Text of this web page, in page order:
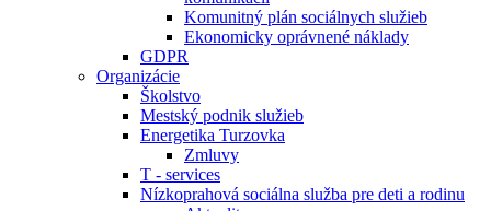
Komunitný plán sociálnych služieb
Ekonomicky oprávnené náklady
GDPR
Organizácie
Školstvo
Mestský podnik služieb
Energetika Turzovka
Zmluvy
T - services
Nízkoprahová sociálna služba pre deti a rodinu